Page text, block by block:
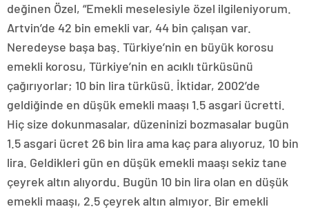
değinen Özel, “Emekli meselesiyle özel ilgileniyorum.
Artvin’de 42 bin emekli var, 44 bin çalışan var.
Neredeyse başa baş. Türkiye’nin en büyük korosu
emekli korosu, Türkiye’nin en acıklı türküsünü
çağırıyorlar; 10 bin lira türküsü. İktidar, 2002’de
geldiğinde en düşük emekli maaşı 1.5 asgari ücretti.
Hiç size dokunmasalar, düzeninizi bozmasalar bugün
1.5 asgari ücret 26 bin lira ama kaç para alıyoruz, 10 bin
lira. Geldikleri gün en düşük emekli maaşı sekiz tane
çeyrek altın alıyordu. Bugün 10 bin lira olan en düşük
emekli maaşı, 2.5 çeyrek altın almıyor. Bir emekli